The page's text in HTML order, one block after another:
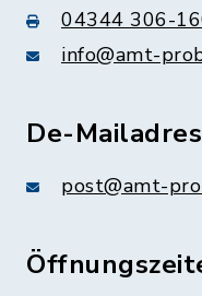
04344 306-
info@amt-
De-
post@amt-